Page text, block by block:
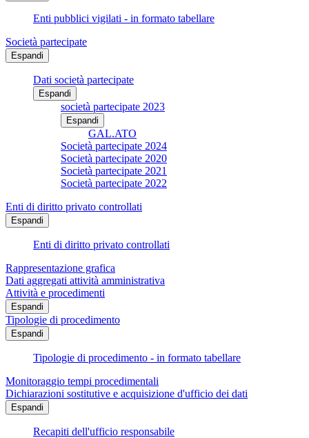
Enti pubblici vigilati - in formato tabellare
Società partecipate
Espandi
Dati società partecipate
Espandi
società partecipate 2023
Espandi
GAL.ATO
Società partecipate 2024
Società partecipate 2020
Società partecipate 2021
Società partecipate 2022
Enti di diritto privato controllati
Espandi
Enti di diritto privato controllati
Rappresentazione grafica
Dati aggregati attività amministrativa
Attività e procedimenti
Espandi
Tipologie di procedimento
Espandi
Tipologie di procedimento - in formato tabellare
Monitoraggio tempi procedimentali
Dichiarazioni sostitutive e acquisizione d'ufficio dei dati
Espandi
Recapiti dell'ufficio responsabile